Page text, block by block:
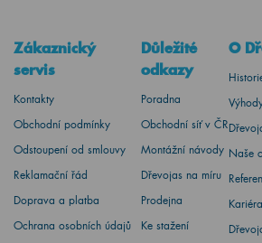
Zákaznický
servis
Kontakty
Obchodní podmínky
Odstoupení od smlouvy
Reklamační řád
Doprava a platba
Ochrana osobních údajů
Důležité
odkazy
Poradna
Obchodní síť v ČR
Montážní návody
Dřevojas na míru
Prodejna
Ke stažení
O
Naše